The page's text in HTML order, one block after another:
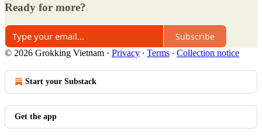
Ready for more?
Subscribe
© 2026 Grokking Vietnam · Privacy ∙ Terms ∙ Collection notice
Start your Substack
Get the app